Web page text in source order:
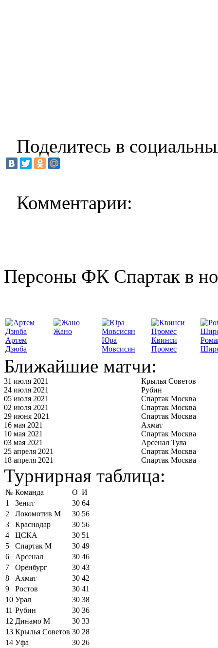
Поделитесь в
Комментарии:
Персоны ФК Спартак в
Артем
Дзюба
Жано
Юра
Мовсисян
Квинси
Промес
Ближайшие матчи:
31 июля 2021
Крылья Советов
24 июля 2021
Рубин
05 июля 2021
Спартак Москва
02 июля 2021
Спартак Москва
29 июня 2021
Спартак Москва
16 мая 2021
Ахмат
10 мая 2021
Спартак Москва
03 мая 2021
Арсенал Тула
25 апреля 2021
Спартак Москва
18 апреля 2021
Спартак Москва
Турнирная таблица:
№ Команда О И
1
Зенит 30 64
2
Локомотив М 30 56
3
Краснодар 30 56
4
ЦСКА 30 51
5
Спартак М 30 49
6
Арсенал 30 46
7
Оренбург 30 43
8
Ахмат 30 42
9
Ростов 30 41
10 Урал 30 38
11 Рубин 30 36
12 Динамо М 30 33
13 Крылья Советов 30 28
14 Уфа 30 26